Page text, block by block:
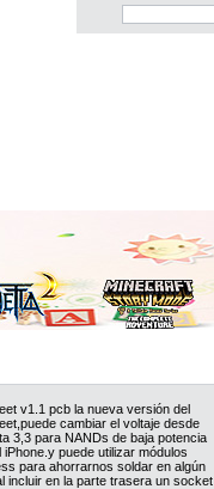
v1.1 pcb la nueva versión del
cambiar el voltaje desde
3,3 para NANDs de baja potencia
iPhone.y puede utilizar módulos
para ahorrarnos soldar en algún
incluir en la parte trasera un socket